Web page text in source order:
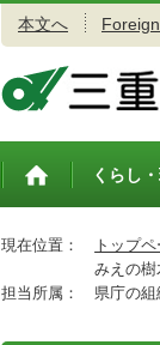
本文へ
トップペ
くらし
現在位置： トップ
みえの樹
担当所属：
県庁の